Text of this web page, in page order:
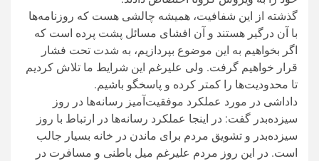
گذشته از این شفافیت، همیشه چالشی هست که روزنامه‌ها
با آن درگیر هستند و آن افشای مسائل پشت پرده است که
اگر بخواهیم به این موضوع بپردازیم، به شدت تحت فشار
قرار خواهیم گرفت. ولی علیرغم این شرایط ما تلاش کردیم
تا محدودیت‌ها را کمتر کرده و پاسخگو باشیم.
داداشی در مورد عملکرد موفقیت‌آمیز رسانه‌ها در روز
سیزده‌بدر گفت: در اینجا عملکرد رسانه‌ها در ارتباط با روز
سیزده‌بدر و تشویق مردم برای ماندن در خانه بسیار جالب
است. در این روز مردم علیرغم میل باطنی و مسافرت در